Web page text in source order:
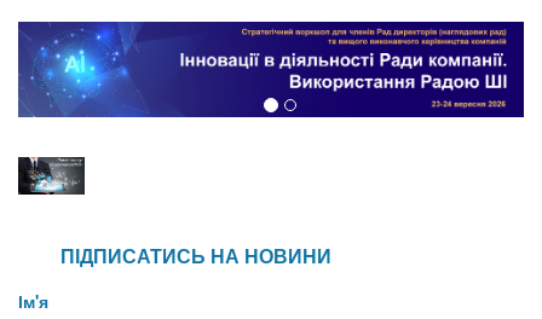
ПІДПИСАТИСЬ НА НОВИНИ
Ім'я